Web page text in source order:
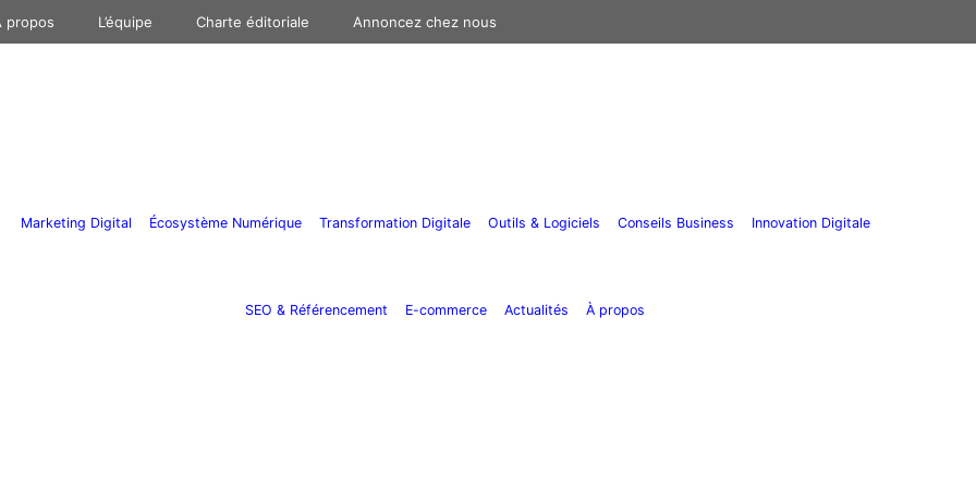
propos L’équipe Charte éditoriale Annoncez chez nous
Marketing Digital Écosystème Numérique Transformation Digitale Outils & Logiciels Conseils Business Innovation Digitale
SEO & Référencement E-commerce Actualités À propos